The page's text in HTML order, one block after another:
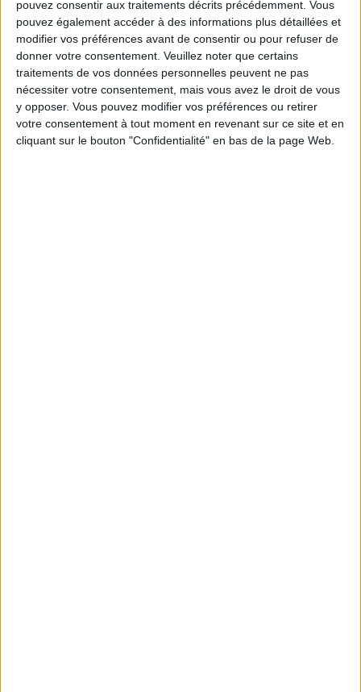
pouvez consentir aux traitements décrits précédemment. Vous
pouvez également accéder à des informations plus détaillées et
modifier vos préférences avant de consentir ou pour refuser de
donner votre consentement. Veuillez noter que certains
traitements de vos données personnelles peuvent ne pas
nécessiter votre consentement, mais vous avez le droit de vous
y opposer. Vous pouvez modifier vos préférences ou retirer
votre consentement à tout moment en revenant sur ce site et en
cliquant sur le bouton "Confidentialité" en bas de la page Web.
Webinaires en direct Voir tout
Chaque semaine, posez vos questions en live
en participant à des vidéo-conférences avec
Jean-Michel et les diététiciennes du
programme.